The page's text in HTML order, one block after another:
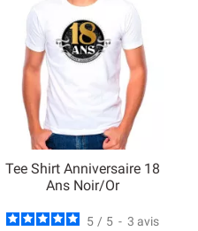
Tee Shirt Anniversaire 18
Ans Noir/Or
5 / 5 - 3 avis